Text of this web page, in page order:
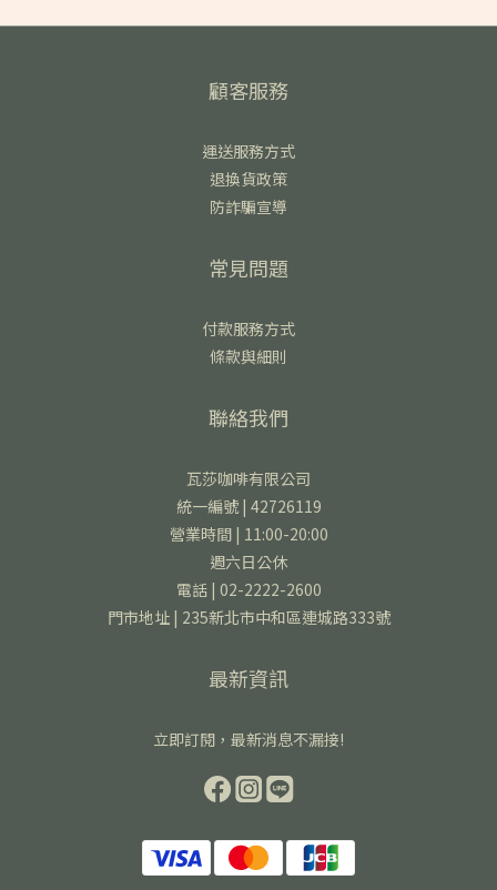
顧客服務
運送服務方式
退換貨政策
防詐騙宣導
常見問題
付款服務方式
條款與細則
聯絡我們
瓦莎咖啡有限公司
統一編號 | 42726119
營業時間 | 11:00-20:00
週六日公休
電話 | 02-2222-2600
門市地址 | 235新北市中和區連城路333號
最新資訊
立即訂閱，最新消息不漏接!